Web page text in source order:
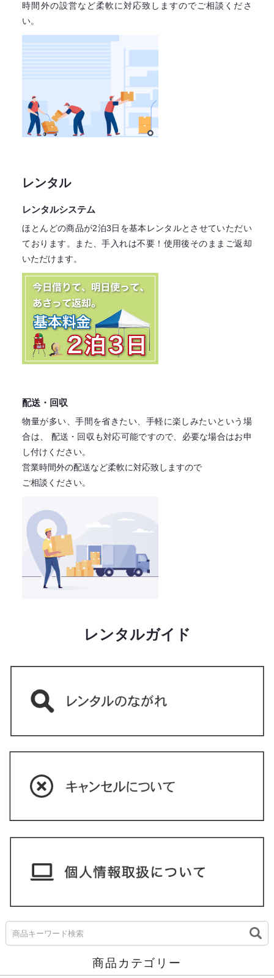
商品カテゴリー
時間外の設営など柔軟に対応致しますのでご相談くださ
い。
レンタル
レンタルシステム
ほとんどの商品が2泊3日を基本レンタルとさせていただい
ております。
また、手入れは不要！ 使用後そのままご返却
いただけます。
配送・回収
物量が多い、手間を省きたい、手軽に楽しみたいという場
合は、
配送・回収も対応可能ですので、必要な場合はお申
し付けください。
営業時間外の配送など柔軟に対応致しますので
ご相談ください。
レンタルガイド